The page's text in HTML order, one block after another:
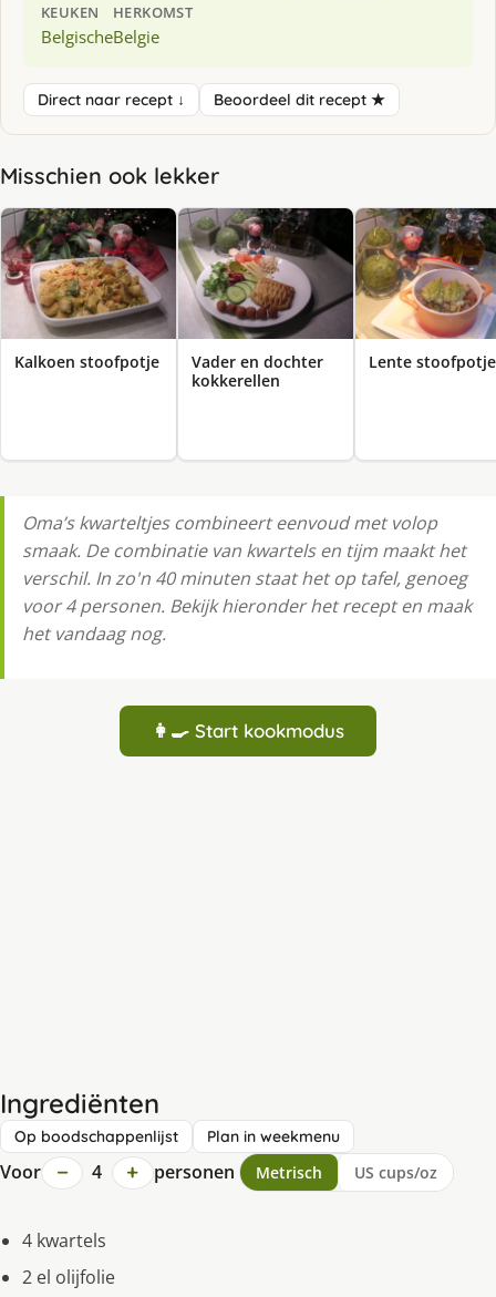
KEUKEN
Belgische
HERKOMST
Belgie
Direct naar recept ↓ Beoordeel dit recept ★
Misschien ook lekker
Kalkoen stoofpotje
Vader en dochter
kokkerellen
Lente stoofpotje
Oma’s kwarteltjes combineert eenvoud met volop
smaak. De combinatie van kwartels en tijm maakt het
verschil. In zo'n 40 minuten staat het op tafel, genoeg
voor 4 personen. Bekijk hieronder het recept en maak
het vandaag nog.
👩‍🍳 Start kookmodus
Ingrediënten
Op boodschappenlijst Plan in weekmenu
Voor − 4 + personen Metrisch US cups/oz
4 kwartels
2 el olijfolie